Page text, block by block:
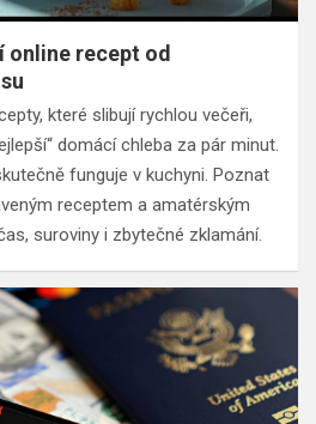
online recept od
které slibují rychlou večeři,
domácí chleba za pár minut.
funguje v kuchyni. Poznat
receptem a amatérským
suroviny i zbytečné zklamání.